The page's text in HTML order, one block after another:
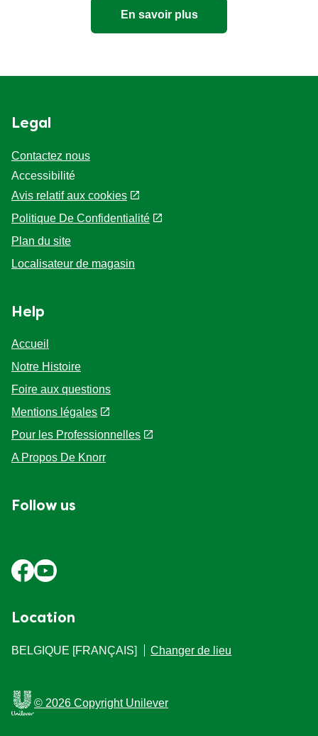
En savoir plus
Legal
Contactez nous
Accessibilité
Avis relatif aux cookies
Politique De Confidentialité
Paramètres des cookies
Plan du site
Accueil
Notre Histoire
Foire aux questions
Mentions légales
Pour les Professionnelles